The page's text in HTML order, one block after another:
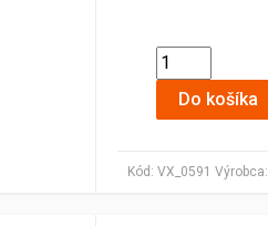
Kód: VX_0591 Výrobca:
Do košíka